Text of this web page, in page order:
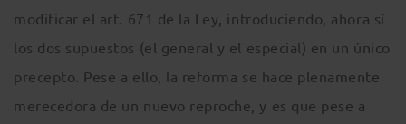
modificar el art. 671 de la Ley, introduciendo, ahora sí
los dos supuestos (el general y el especial) en un único
precepto. Pese a ello, la reforma se hace plenamente
merecedora de un nuevo reproche, y es que pese a